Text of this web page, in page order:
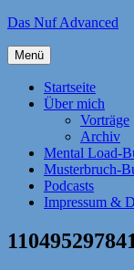
Zum
springen
Das Nuf Advanced
Menü
Startseite
Über mich
Vorträge
Archiv
Mental Load-
Musterbruch-
Podcasts
Impressum &